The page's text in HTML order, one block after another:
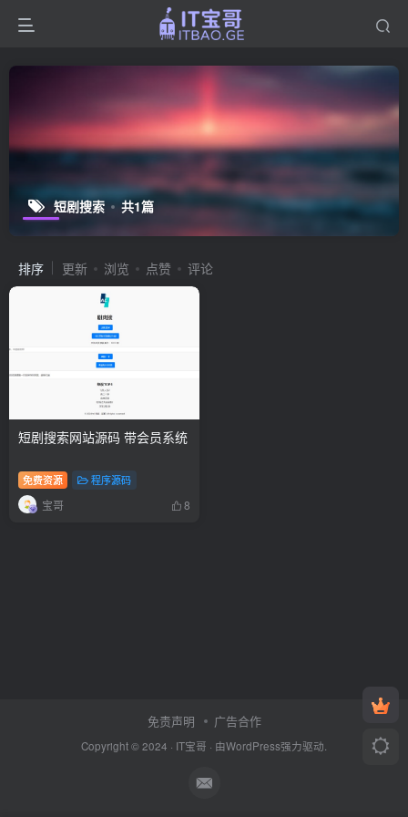
短剧搜索 共1篇
排序 更新 浏览 点赞 评论
短剧搜索网站源码 带会员系统
免费资源 程序源码
宝哥 8
免责声明 广告合作
Copyright © 2024 · IT宝哥 · 由WordPress强力驱动.